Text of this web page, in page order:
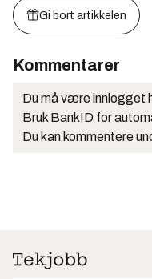
Gi bort artikkelen
Kommentarer
Du må være innlogget
Bruk BankID for
Du kan kommentere